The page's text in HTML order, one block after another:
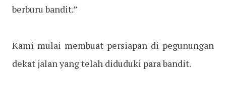
berburu bandit.”
Kami mulai membuat persiapan di pegunungan
dekat jalan yang telah diduduki para bandit.